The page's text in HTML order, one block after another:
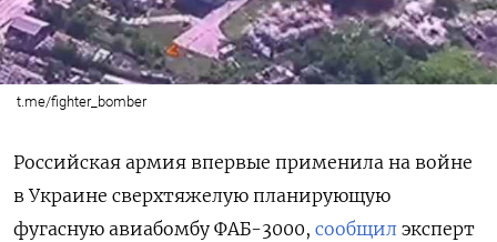
t.me/fighter_bomber
Российская армия впервые применила на войне
в Украине сверхтяжелую планирующую
фугасную авиабомбу ФАБ-3000, сообщил эксперт